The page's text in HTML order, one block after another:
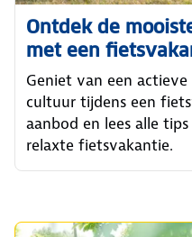
Ontdek de
met een
Geniet van een
cultuur tijdens een
aanbod en lees alle
relaxte fietsvakantie.